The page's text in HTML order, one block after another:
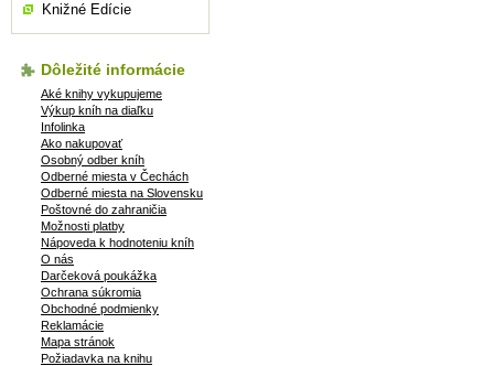
Knižné Edície
Dôležité informácie
Aké knihy vykupujeme
Výkup kníh na diaľku
Infolinka
Ako nakupovať
Osobný odber kníh
Odberné miesta v Čechách
Odberné miesta na Slovensku
Poštovné do zahraničia
Možnosti platby
Nápoveda k hodnoteniu kníh
O nás
Darčeková poukážka
Ochrana súkromia
Obchodné podmienky
Reklamácie
Mapa stránok
Požiadavka na knihu